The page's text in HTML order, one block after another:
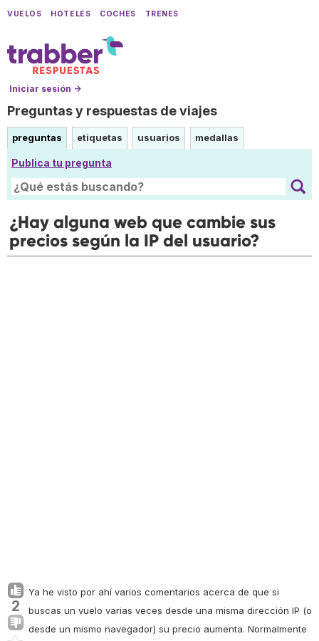
VUELOS HOTELES COCHES TRENES
Iniciar sesión →
Preguntas y respuestas de viajes
preguntas etiquetas usuarios medallas
Publica tu pregunta
¿Hay alguna web que cambie sus
precios según la IP del usuario?
2
Ya he visto por ahí varios comentarios acerca de que si
buscas un vuelo varias veces desde una misma dirección IP (o
desde un mismo navegador) su precio aumenta. Normalmente